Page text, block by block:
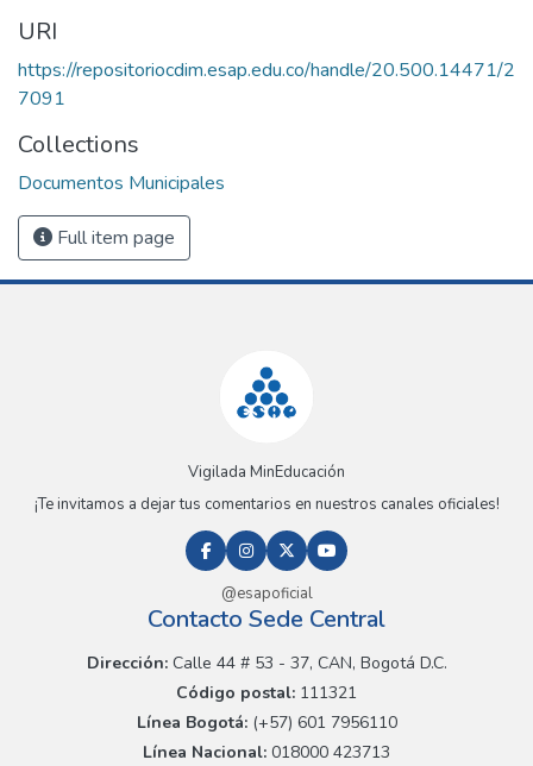
URI
https://repositoriocdim.esap.edu.co/handle/20.500.14471/2
7091
Collections
Documentos Municipales
Full item page
Vigilada MinEducación
¡Te invitamos a dejar tus comentarios en nuestros canales oficiales!
@esapoficial
Contacto Sede Central
Dirección:Calle 44 # 53 - 37, CAN, Bogotá D.C.
Código postal: 111321
Línea Bogotá:(+57) 601 7956110
Línea Nacional: 018000 423713